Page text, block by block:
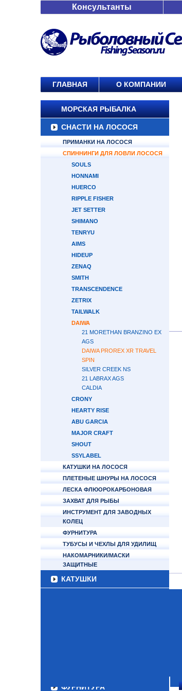
Консультанты
ГЛАВНАЯ О КОМПАНИИ
МОРСКАЯ РЫБАЛКА
СНАСТИ НА ЛОСОСЯ
ПРИМАНКИ НА ЛОСОСЯ
СПИННИНГИ ДЛЯ ЛОВЛИ ЛОСОСЯ
SOULS
HONNAMI
HUERCO
RIPPLE FISHER
JET SETTER
SHIMANO
TENRYU
AIMS
HIDEUP
ZENAQ
SMITH
TRANSCENDENCE
ZETRIX
TAILWALK
DAIWA
21 MORETHAN BRANZINO EX
AGS
DAIWA PROREX XR TRAVEL
SPIN
SILVER CREEK NS
21 LABRAX AGS
CALDIA
CRONY
HEARTY RISE
ABU GARCIA
MAJOR CRAFT
SHOUT
SSYLABEL
КАТУШКИ НА ЛОСОСЯ
ПЛЕТЕНЫЕ ШНУРЫ НА ЛОСОСЯ
ЛЕСКА ФЛЮОРОКАРБОНОВАЯ
ЗАХВАТ ДЛЯ РЫБЫ
ИНСТРУМЕНТ ДЛЯ ЗАВОДНЫХ
КОЛЕЦ
ФУРНИТУРА
ТУБУСЫ И ЧЕХЛЫ ДЛЯ УДИЛИЩ
НАКОМАРНИКИ/МАСКИ
ЗАЩИТНЫЕ
КАТУШКИ
ФУРНИТУРА